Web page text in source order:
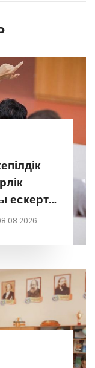
ескерту